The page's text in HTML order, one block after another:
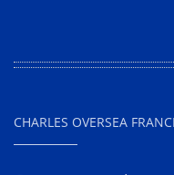
CHARLES OVERSEA